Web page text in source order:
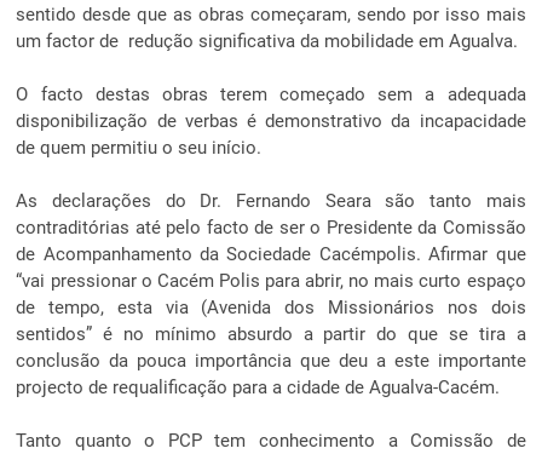
sentido desde que as obras começaram, sendo por isso mais
um factor de redução significativa da mobilidade em Agualva.
O facto destas obras terem começado sem a adequada
disponibilização de verbas é demonstrativo da incapacidade
de quem permitiu o seu início.
As declarações do Dr. Fernando Seara são tanto mais
contraditórias até pelo facto de ser o Presidente da Comissão
de Acompanhamento da Sociedade Cacémpolis. Afirmar que
“vai pressionar o Cacém Polis para abrir, no mais curto espaço
de tempo, esta via (Avenida dos Missionários nos dois
sentidos” é no mínimo absurdo a partir do que se tira a
conclusão da pouca importância que deu a este importante
projecto de requalificação para a cidade de Agualva-Cacém.
Tanto quanto o PCP tem conhecimento a Comissão de